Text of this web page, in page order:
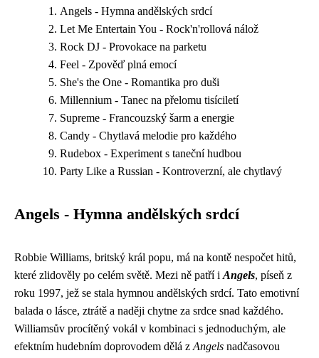
Angels - Hymna andělských srdcí
Let Me Entertain You - Rock'n'rollová nálož
Rock DJ - Provokace na parketu
Feel - Zpověď plná emocí
She's the One - Romantika pro duši
Millennium - Tanec na přelomu tisíciletí
Supreme - Francouzský šarm a energie
Candy - Chytlavá melodie pro každého
Rudebox - Experiment s taneční hudbou
Party Like a Russian - Kontroverzní, ale chytlavý
Angels - Hymna andělských srdcí
Robbie Williams, britský král popu, má na kontě nespočet hitů,
které zlidověly po celém světě. Mezi ně patří i Angels, píseň z
roku 1997, jež se stala hymnou andělských srdcí. Tato emotivní
balada o lásce, ztrátě a naději chytne za srdce snad každého.
Williamsův procítěný vokál v kombinaci s jednoduchým, ale
efektním hudebním doprovodem dělá z Angels nadčasovou